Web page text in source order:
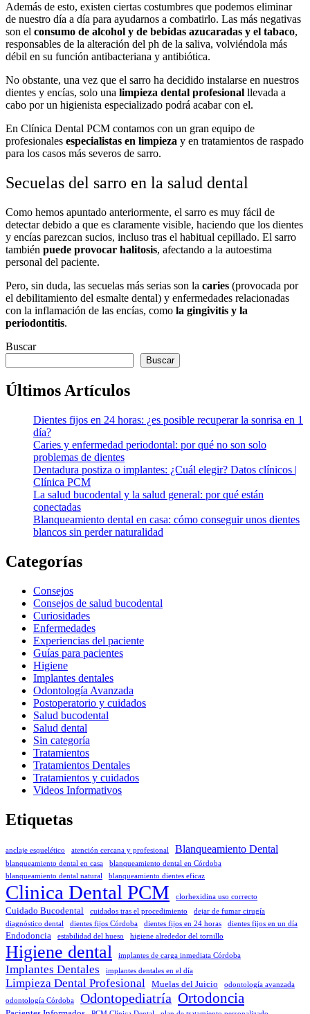
Además de esto, existen ciertas costumbres que podemos eliminar
de nuestro día a día para ayudarnos a combatirlo. Las más negativas
son el consumo de alcohol y de bebidas azucaradas y el tabaco,
responsables de la alteración del ph de la saliva, volviéndola más
débil en su función antibacteriana y antibiótica.
No obstante, una vez que el sarro ha decidido instalarse en nuestros
dientes y encías, solo una limpieza dental profesional llevada a
cabo por un higienista especializado podrá acabar con el.
En Clínica Dental PCM contamos con un gran equipo de
profesionales especialistas en limpieza y en tratamientos de raspado
para los casos más severos de sarro.
Secuelas del sarro en la salud dental
Como hemos apuntado anteriormente, el sarro es muy fácil de
detectar debido a que es claramente visible, haciendo que los dientes
y encías parezcan sucios, incluso tras el habitual cepillado. El sarro
también puede provocar halitosis, afectando a la autoestima
personal del paciente.
Pero, sin duda, las secuelas más serias son la caries (provocada por
el debilitamiento del esmalte dental) y enfermedades relacionadas
con la inflamación de las encías, como la gingivitis y la
periodontitis.
Buscar
Buscar
Últimos Artículos
Dientes fijos en 24 horas: ¿es posible recuperar la sonrisa en 1
día?
Caries y enfermedad periodontal: por qué no son solo
problemas de dientes
Dentadura postiza o implantes: ¿Cuál elegir? Datos clínicos |
Clínica PCM
La salud bucodental y la salud general: por qué están
conectadas
Blanqueamiento dental en casa: cómo conseguir unos dientes
blancos sin perder naturalidad
Categorías
Consejos
Consejos de salud bucodental
Curiosidades
Enfermedades
Experiencias del paciente
Guías para pacientes
Higiene
Implantes dentales
Odontología Avanzada
Postoperatorio y cuidados
Salud bucodental
Salud dental
Sin categoría
Tratamientos
Tratamientos Dentales
Tratamientos y cuidados
Videos Informativos
Etiquetas
anclaje esquelético atención cercana y profesional Blanqueamiento Dental
blanqueamiento dental en casa
blanqueamiento dental en Córdoba
blanqueamiento dental natural
blanqueamiento dientes eficaz
Clinica Dental PCM clorhexidina uso correcto
Cuidado Bucodental cuidados tras el procedimiento
dejar de fumar cirugía
diagnóstico dental
dientes fijos Córdoba dientes fijos en 24 horas dientes fijos en un día
Endodoncia estabilidad del hueso higiene alrededor del tornillo
Higiene dental implantes de carga inmediata Córdoba
Implantes Dentales implantes dentales en el día
Limpieza Dental Profesional Muelas del Juicio odontología avanzada
odontología Córdoba Odontopediatría Ortodoncia